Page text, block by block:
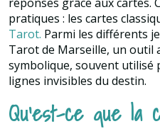
pratiques : les cartes
Tarot. Parmi les différents
Tarot de Marseille, un outil
symbolique, souvent utilisé
lignes invisibles du destin.
Qu’est-ce que la